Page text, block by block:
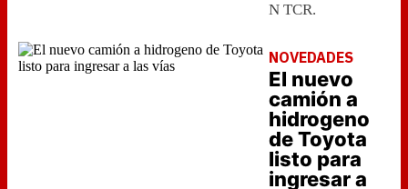
N TCR.
NOVEDADES
El nuevo
camión a
hidrogeno
de Toyota
listo para
ingresar a